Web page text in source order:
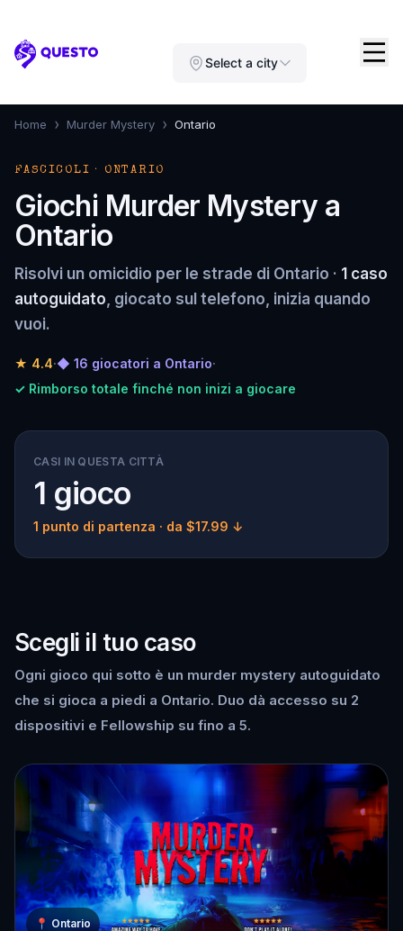
Questo Select a city
Home › Murder Mystery › Ontario
FASCICOLI · ONTARIO
Giochi Murder Mystery a
Ontario
Risolvi un omicidio per le strade di Ontario · 1 caso
autoguidato, giocato sul telefono, inizia quando
vuoi.
★ 4.4·◆ 16 giocatori a Ontario·
✓ Rimborso totale finché non inizi a giocare
CASI IN QUESTA CITTÀ
1 gioco
1 punto di partenza · da $17.99 ↓
Scegli il tuo caso
Ogni gioco qui sotto è un murder mystery autoguidato
che si gioca a piedi a Ontario. Duo dà accesso su 2
dispositivi e Fellowship su fino a 5.
📍 Ontario